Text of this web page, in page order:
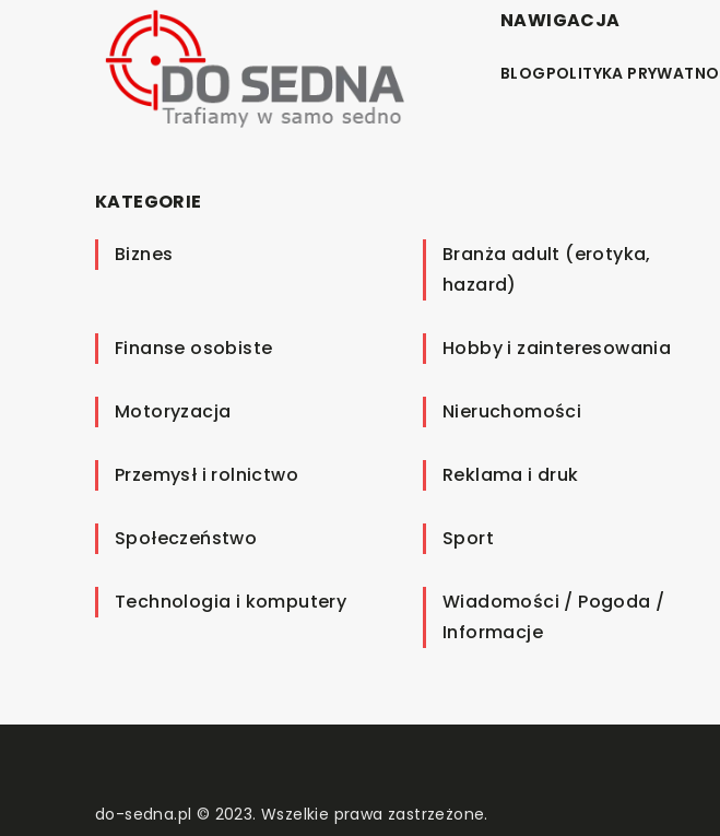
NAWIGACJA
BLOGPOLITYKA
KATEGORIE
Biznes
Branża adult (erotyka,
hazard)
Finanse osobiste Hobby i zainteresowania
Motoryzacja Nieruchomości
Przemysł i rolnictwo Reklama i druk
Społeczeństwo Sport
Technologia i komputery
Wiadomości / Pogoda /
Informacje
do-sedna.pl © 2023. Wszelkie prawa zastrzeżone.